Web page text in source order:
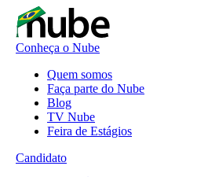
Conheça o Nube
Quem somos
Faça parte do Nube
Blog
TV Nube
Feira de Estágios
Candidato